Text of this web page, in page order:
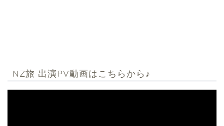
NZ旅 出演PV動画はこちらから♪